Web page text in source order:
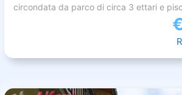
circondata da parco di circa 3 ettari e